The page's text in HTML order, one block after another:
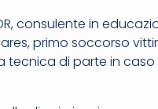
consulente in
primo soccorso
tecnica di parte in caso